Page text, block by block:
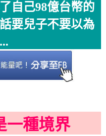
自己98億台幣的
要兒子不要以為
一種境界